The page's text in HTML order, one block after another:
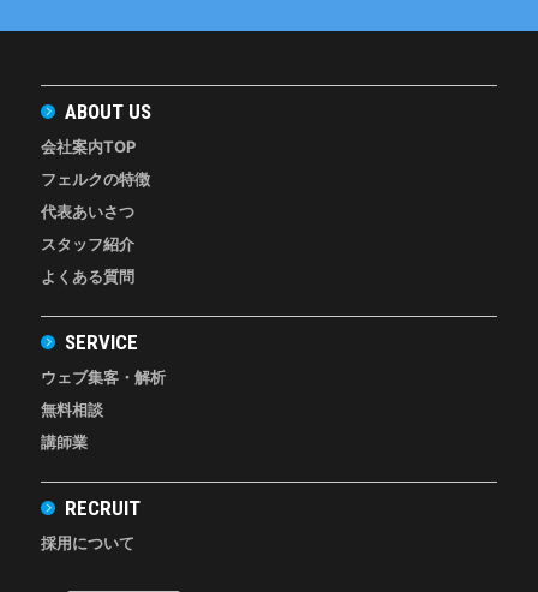
ABOUT US
会社案内TOP
フェルクの特徴
代表あいさつ
スタッフ紹介
よくある質問
SERVICE
ウェブ集客・解析
無料相談
講師業
RECRUIT
採用について